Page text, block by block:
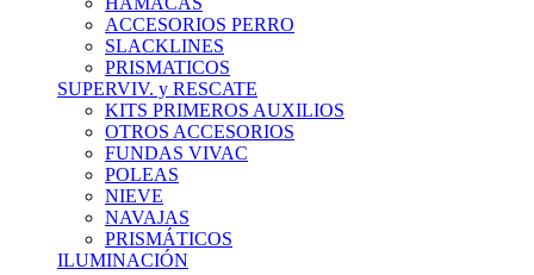
ACCESORIOS PERRO
SLACKLINES
PRISMATICOS
SUPERVIV. y RESCATE
KITS PRIMEROS AUXILIOS
OTROS ACCESORIOS
FUNDAS VIVAC
POLEAS
NIEVE
NAVAJAS
PRISMÁTICOS
ILUMINACIÓN